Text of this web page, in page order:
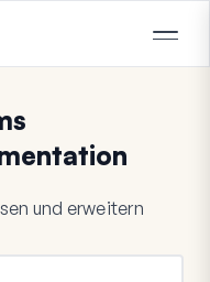
und erweitern